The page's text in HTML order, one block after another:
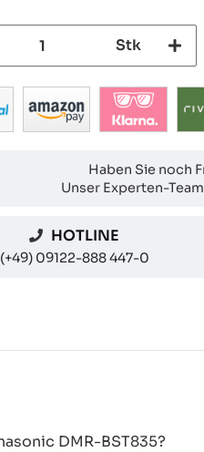
Stk
Haben Sie noch
Unser Experten-
HOTLINE
(+49) 09122-888 447-0
DMR-BST835?